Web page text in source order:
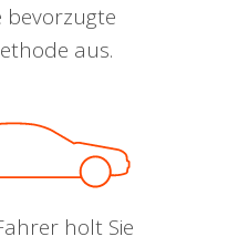
aus.
holt Sie